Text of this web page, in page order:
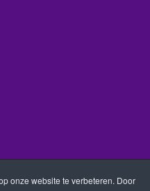
onze website te verbeteren. Door